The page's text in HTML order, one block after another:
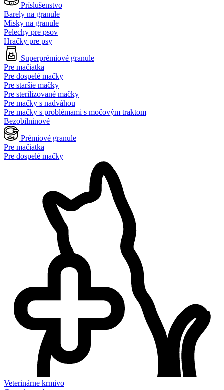
Príslušenstvo
Barely na granule
Misky na granule
Pelechy pre psov
Hračky pre psy
Superprémiové granule
Pre mačiatka
Pre dospelé mačky
Pre staršie mačky
Pre sterilizované mačky
Pre mačky s nadváhou
Pre mačky s problémami s močovým traktom
Bezobilninové
Prémiové granule
Pre mačiatka
Pre dospelé mačky
Veterinárne krmivo